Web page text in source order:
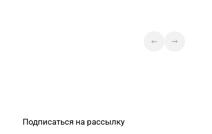
Подписаться на рассылку